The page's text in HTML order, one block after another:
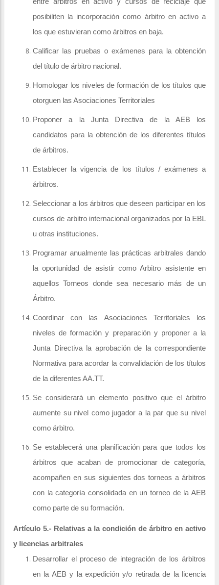
posibiliten la incorporación como árbitro en activo a
los que estuvieran como árbitros en baja.
Calificar las pruebas o exámenes para la obtención
del título de árbitro nacional.
Homologar los niveles de formación de los títulos que
otorguen las Asociaciones Territoriales
Proponer a la Junta Directiva de la AEB los
candidatos para la obtención de los diferentes títulos
de árbitros.
Establecer la vigencia de los títulos / exámenes a
árbitros.
Seleccionar a los árbitros que deseen participar en los
cursos de arbitro internacional organizados por la EBL
u otras instituciones.
Programar anualmente las prácticas arbitrales dando
la oportunidad de asistir como Arbitro asistente en
aquellos Torneos donde sea necesario más de un
Árbitro.
Coordinar con las Asociaciones Territoriales los
niveles de formación y preparación y proponer a la
Junta Directiva la aprobación de la correspondiente
Normativa para acordar la convalidación de los títulos
de la diferentes AA.TT.
Se considerará un elemento positivo que el árbitro
aumente su nivel como jugador a la par que su nivel
como árbitro.
Se establecerá una planificación para que todos los
árbitros que acaban de promocionar de categoría,
acompañen en sus siguientes dos torneos a árbitros
con la categoría consolidada en un torneo de la AEB
como parte de su formación.
Artículo 5.- Relativas a la condición de árbitro en activo
y licencias arbitrales
Desarrollar el proceso de integración de los árbitros
en la AEB y la expedición y/o retirada de la licencia